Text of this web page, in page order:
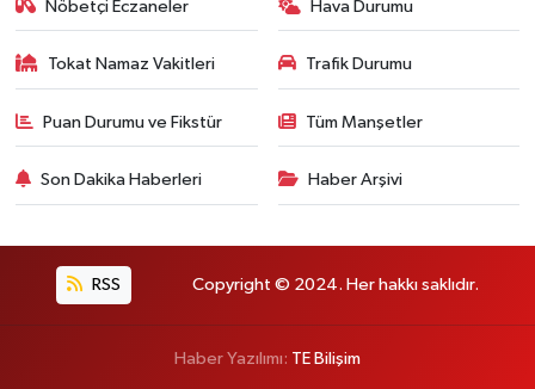
Nöbetçi Eczaneler Hava Durumu
Tokat Namaz Vakitleri Trafik Durumu
Puan Durumu ve Fikstür Tüm Manşetler
Son Dakika Haberleri Haber Arşivi
RSS Copyright © 2024. Her hakkı saklıdır.
Haber Yazılımı: TE Bilişim